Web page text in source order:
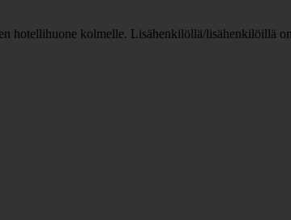
hotellihuone kolmelle. Lisähenkilöllä/lisähenkilöillä